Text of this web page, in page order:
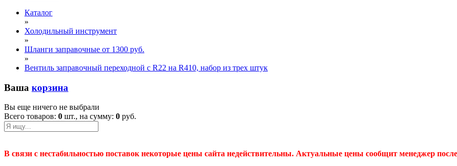
Каталог
»
Холодильный инструмент
»
Шланги заправочные от 1300 руб.
»
Вентиль заправочный переходной с R22 на R410, набор из трех штук
Ваша корзина
Вы еще ничего не выбрали
Всего товаров: 0 шт., на сумму: 0 руб.
В связи с нестабильностью поставок некоторые цены сайта недействительны. Актуальные цены сообщит менеджер